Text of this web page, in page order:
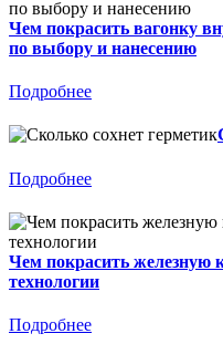
Чем покрасить вагонку
по выбору и нанесению
Подробнее
Подробнее
Чем покрасить железную
технологии
Подробнее